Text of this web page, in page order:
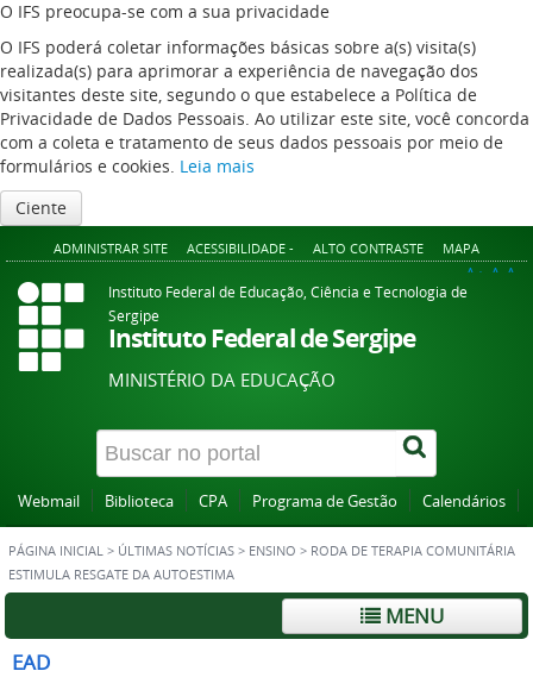
O IFS preocupa-se com a sua privacidade
O IFS poderá coletar informações básicas sobre a(s) visita(s)
realizada(s) para aprimorar a experiência de navegação dos
visitantes deste site, segundo o que estabelece a Política de
Privacidade de Dados Pessoais. Ao utilizar este site, você concorda
com a coleta e tratamento de seus dados pessoais por meio de
formulários e cookies. Leia mais
Ciente
ADMINISTRAR SITE ACESSIBILIDADE - ALTO CONTRASTE MAPA
A+ A A-
Instituto Federal de Educação, Ciência e Tecnologia de
Sergipe
Instituto Federal de Sergipe
MINISTÉRIO DA EDUCAÇÃO
Webmail Biblioteca CPA Programa de Gestão Calendários
PÁGINA INICIAL > ÚLTIMAS NOTÍCIAS > ENSINO > RODA DE TERAPIA COMUNITÁRIA
ESTIMULA RESGATE DA AUTOESTIMA
MENU
EAD